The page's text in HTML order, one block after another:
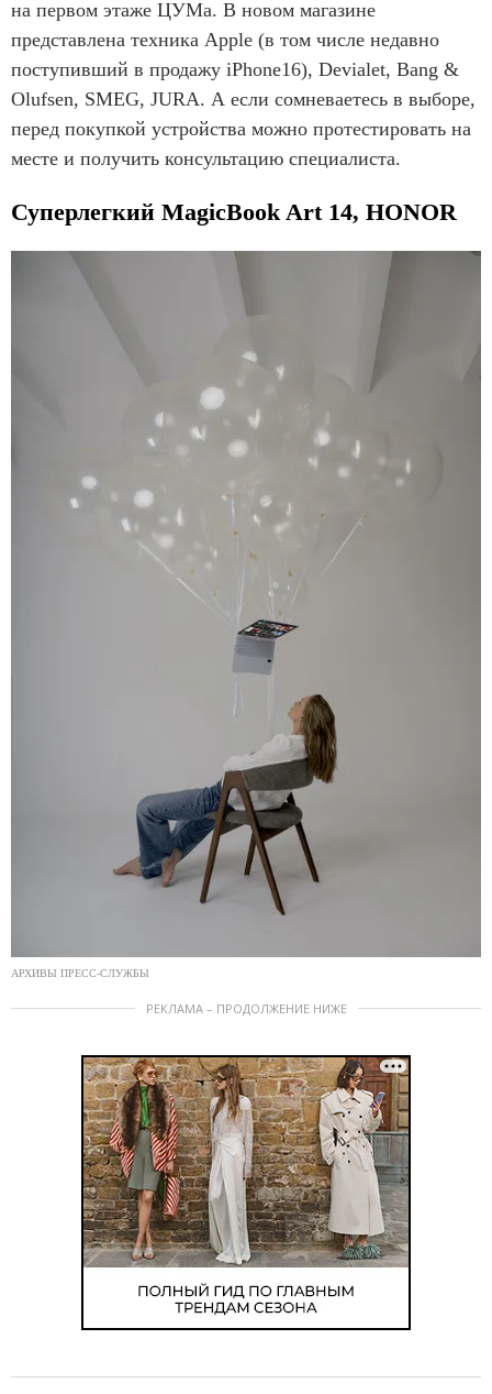
на первом этаже ЦУМа. В новом магазине
представлена техника Apple (в том числе недавно
поступивший в продажу iPhone16), Devialet, Bang &
Olufsen, SMEG, JURA. А если сомневаетесь в выборе,
перед покупкой устройства можно протестировать на
месте и получить консультацию специалиста.
Суперлегкий MagicBook Art 14, HONOR
АРХИВЫ ПРЕСС-СЛУЖБЫ
РЕКЛАМА – ПРОДОЛЖЕНИЕ НИЖЕ